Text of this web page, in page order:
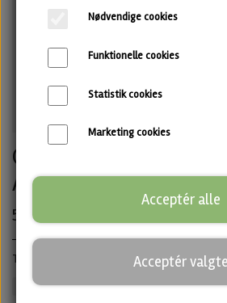
Ozzy Hopburn - Triple
Anderson's
50,00 kr.
Triple IPA · ABV: 10% · Dåse: 33 cl.
Andersons IPA Untappd
Nødvendige cookies
Funktionelle cookies
Statistik cookies
Marketing cookies
Acceptér alle
Acceptér valgte